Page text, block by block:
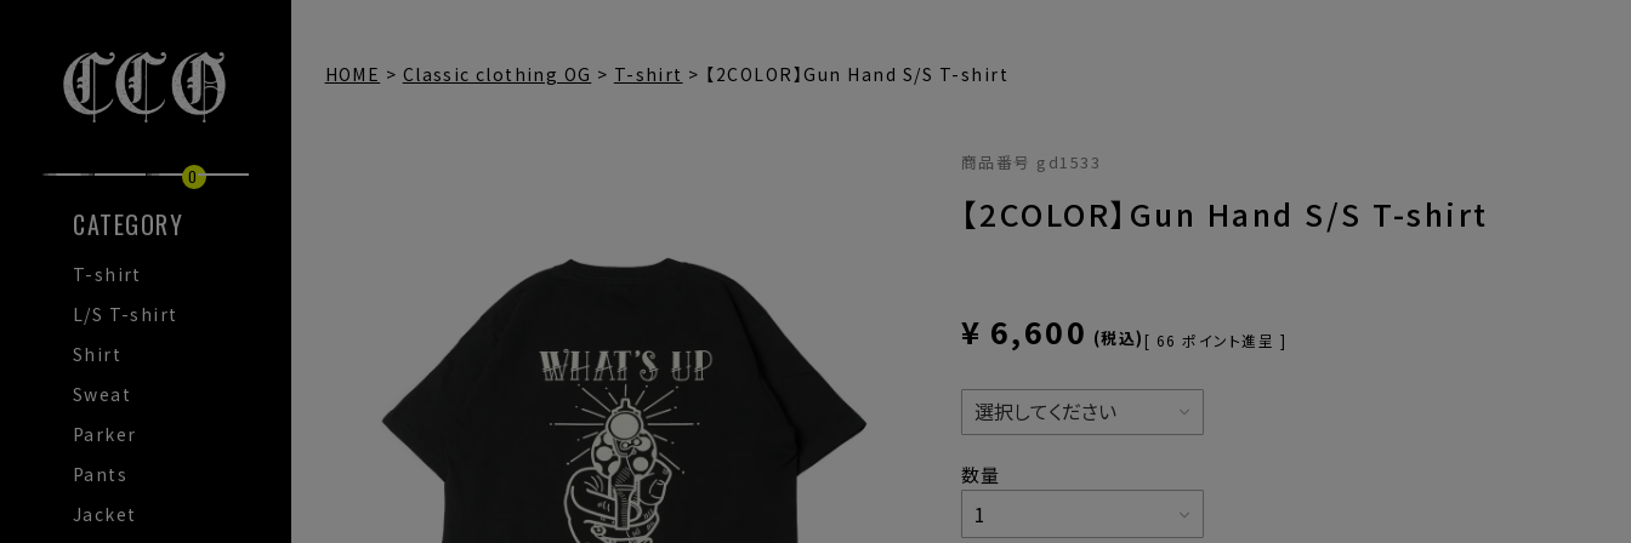
0
CATEGORY
T-shirt
L/S T-shirt
Shirt
Sweat
Parker
Pants
Jacket
HOME Classic clothing OG T-shirt 【2COLOR】Gun Hand S/S T-shirt
商品番号 gd1533
【2COLOR】Gun Hand S/S T-shirt
¥ 6,600 税込 [ 66 ポイント進呈 ]